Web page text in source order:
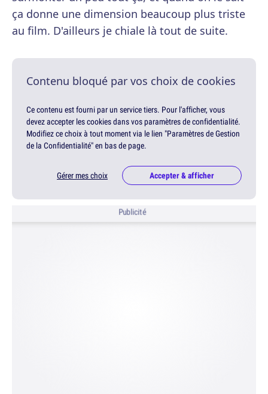
ça donne une dimension beaucoup plus triste
au film. D'ailleurs je chiale là tout de suite.
Contenu bloqué par vos choix de cookies
Ce contenu est fourni par un service tiers. Pour l'afficher, vous
devez accepter les cookies dans vos paramètres de confidentialité.
Modifiez ce choix à tout moment via le lien "Paramètres de Gestion
de la Confidentialité" en bas de page.
Gérer mes choix Accepter & afficher
Publicité